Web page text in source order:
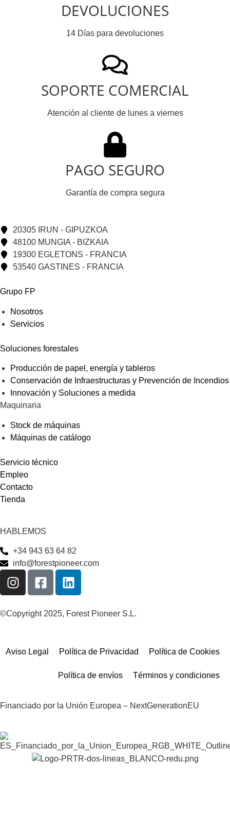
DEVOLUCIONES
14 Días para devoluciones
SOPORTE COMERCIAL
Atención al cliente de lunes a viernes
PAGO SEGURO
Garantía de compra segura
20305 IRUN - GIPUZKOA
48100 MUNGIA - BIZKAIA
19300 EGLETONS - FRANCIA
53540 GASTINES - FRANCIA
Grupo FP
Nosotros
Servicios
Soluciones forestales
Producción de papel, energía y tableros
Conservación de Infraestructuras y Prevención de Incendios
Innovación y Soluciones a medida
Maquinaria
Stock de máquinas
Máquinas de catálogo
Servicio técnico
Empleo
Contacto
Tienda
HABLEMOS
+34 943 63 64 82
info@forestpioneer.com
©Copyright 2025, Forest Pioneer S.L.
Aviso Legal Política de Privacidad Política de Cookies
Política de envíos Términos y condiciones
Financiado por la Unión Europea – NextGenerationEU